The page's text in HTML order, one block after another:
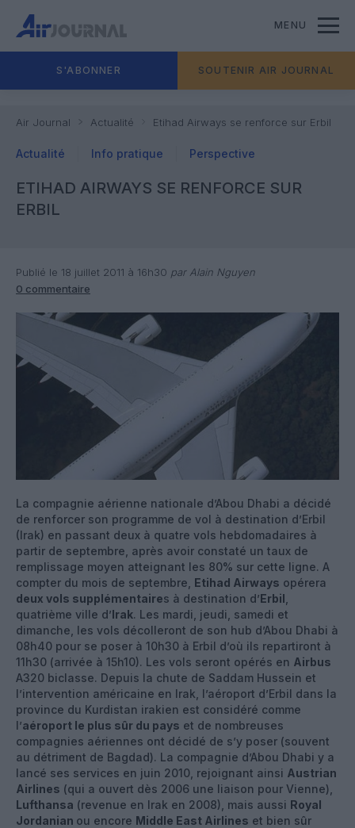
MENU
S'ABONNER SOUTENIR AIR JOURNAL
Air Journal Actualité Etihad Airways se renforce sur Erbil
Actualité Info pratique Perspective
ETIHAD AIRWAYS SE RENFORCE SUR
ERBIL
Publié le 18 juillet 2011 à 16h30 par Alain Nguyen
0 commentaire
La compagnie aérienne nationale d’Abou Dhabi a décidé
de renforcer son programme de vol à destination d’Erbil
(Irak) en passant deux à quatre vols hebdomadaires à
partir de septembre, après avoir constaté un taux de
remplissage moyen atteignant les 80% sur cette ligne. A
compter du mois de septembre, Etihad Airways opérera
deux vols supplémentaires à destination d’Erbil
quatrième ville d’Irak. Les mardi, jeudi, samedi et
dimanche, les vols décolleront de son hub d’Abou Dhabi à
08h40 pour se poser à 10h30 à Erbil d’où ils repartiront à
11h30 (arrivée à 15h10). Les vols seront opérés en Airbus
A320 biclasse. Depuis la chute de Saddam Hussein et
l’intervention américaine en Irak, l’aéroport d’Erbil dans la
province du Kurdistan irakien est considéré comme
l’aéroport le plus sûr du pays et de nombreuses
compagnies aériennes ont décidé de s’y poser (souvent
au détriment de Bagdad). La compagnie d’Abou Dhabi y a
lancé ses services en juin 2010, rejoignant ainsi Austrian
Airlines (qui a ouvert dès 2006 une liaison pour Vienne),
Lufthansa (revenue en Irak en 2008), mais aussi Royal
Jordanian ou encore Middle East Airlines et bien sûr